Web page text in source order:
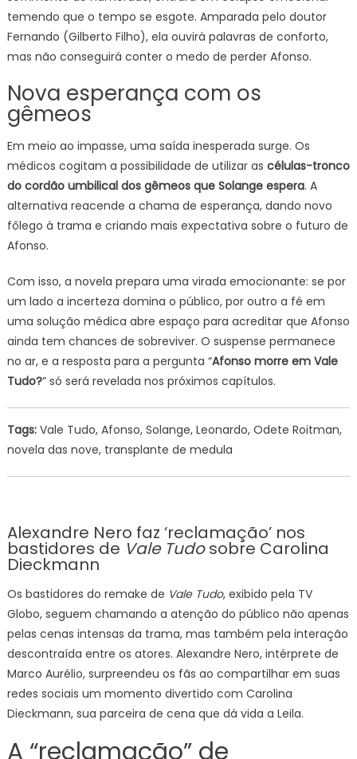
temendo que o tempo se esgote. Amparada pelo doutor
Fernando (Gilberto Filho), ela ouvirá palavras de conforto,
mas não conseguirá conter o medo de perder Afonso.
Nova esperança com os
gêmeos
Em meio ao impasse, uma saída inesperada surge. Os
médicos cogitam a possibilidade de utilizar as células-tronco
do cordão umbilical dos gêmeos que Solange espera. A
alternativa reacende a chama de esperança, dando novo
fôlego à trama e criando mais expectativa sobre o futuro de
Afonso.
Com isso, a novela prepara uma virada emocionante: se por
um lado a incerteza domina o público, por outro a fé em
uma solução médica abre espaço para acreditar que Afonso
ainda tem chances de sobreviver. O suspense permanece
no ar, e a resposta para a pergunta “Afonso morre em Vale
Tudo?” só será revelada nos próximos capítulos.
Tags:Vale Tudo, Afonso, Solange, Leonardo, Odete Roitman,
novela das nove, transplante de medula
Alexandre Nero faz ‘reclamação’ nos
bastidores de Vale Tudosobre Carolina
Dieckmann
Os bastidores do remake de Vale Tudo, exibido pela TV
Globo, seguem chamando a atenção do público não apenas
pelas cenas intensas da trama, mas também pela interação
descontraída entre os atores. Alexandre Nero, intérprete de
Marco Aurélio, surpreendeu os fãs ao compartilhar em suas
redes sociais um momento divertido com Carolina
Dieckmann, sua parceira de cena que dá vida a Leila.
A “reclamação” de